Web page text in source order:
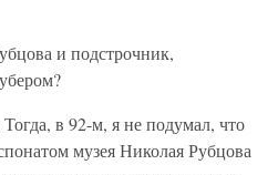
и подстрочник,
в 92-м, я не подумал, что
музея Николая Рубцова